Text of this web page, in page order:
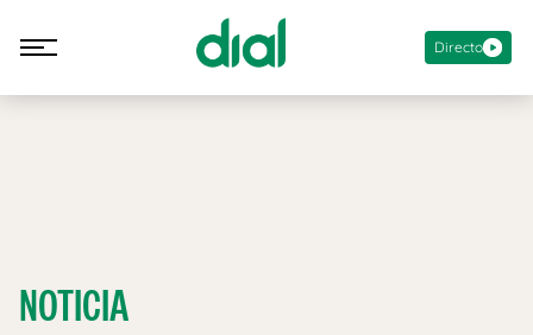
Directo
NOTICIA